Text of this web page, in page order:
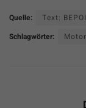
Quelle:
Text:
Schlagwörter:
Motor